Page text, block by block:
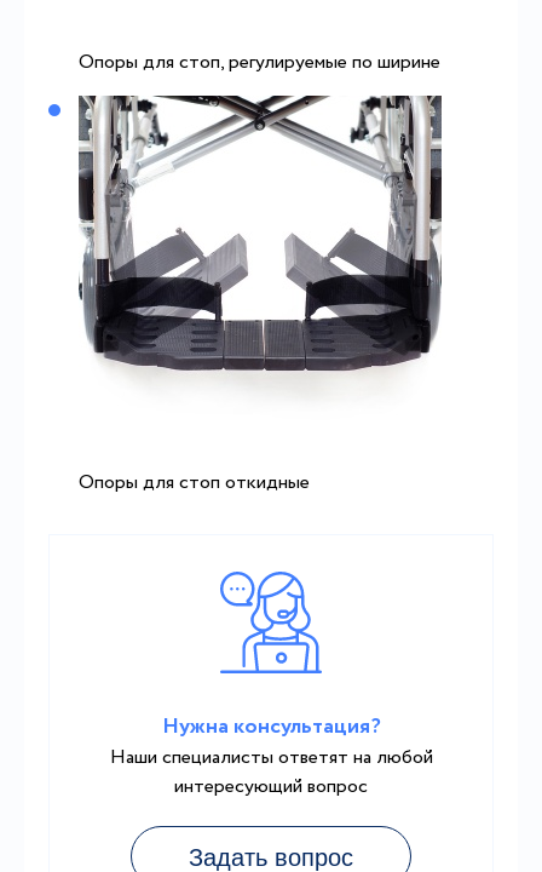
Опоры для стоп, регулируемые по ширине
Опоры для стоп откидные
Нужна консультация?
Наши специалисты ответят на любой
интересующий вопрос
Задать вопрос